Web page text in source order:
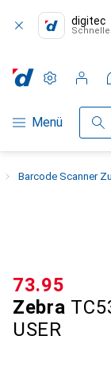
digitec
Navigation nach
Menü Suche
Einstellungen
Kundenkonto
Merklisten
Warenkorb
Barcode Scanner
Zebra
USER
CHF
73.95